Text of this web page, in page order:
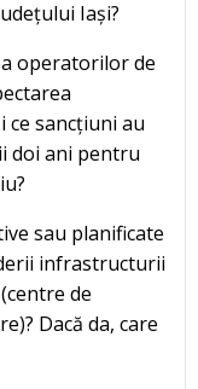
Iași?
operatorilor de
ce sancțiuni au
doi ani pentru
sau planificate
infrastructurii
de
Dacă da, care